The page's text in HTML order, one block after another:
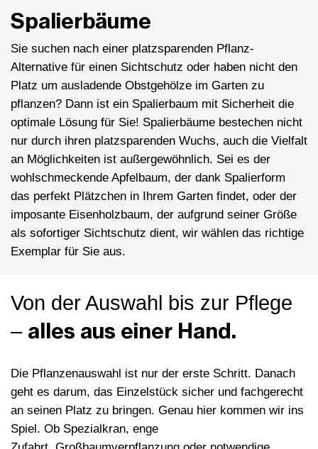
Spalierbäume
Sie suchen nach einer platzsparenden Pflanz-
Alternative für einen Sichtschutz oder haben nicht den
Platz um ausladende Obstgehölze im Garten zu
pflanzen? Dann ist ein Spalierbaum mit Sicherheit die
optimale Lösung für Sie! Spalierbäume bestechen nicht
nur durch ihren platzsparenden Wuchs, auch die Vielfalt
an Möglichkeiten ist außergewöhnlich. Sei es der
wohlschmeckende Apfelbaum, der dank Spalierform
das perfekt Plätzchen in Ihrem Garten findet, oder der
imposante Eisenholzbaum, der aufgrund seiner Größe
als sofortiger Sichtschutz dient, wir wählen das richtige
Exemplar für Sie aus.
Von der Auswahl bis zur Pflege
– alles aus einer Hand.
Die Pflanzenauswahl ist nur der erste Schritt. Danach
geht es darum, das Einzelstück sicher und fachgerecht
an seinen Platz zu bringen. Genau hier kommen wir ins
Spiel. Ob Spezialkran, enge